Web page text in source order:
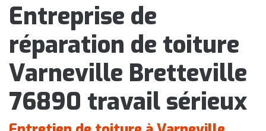
Entreprise de
réparation de toiture
Varneville Bretteville
76890 travail sérieux